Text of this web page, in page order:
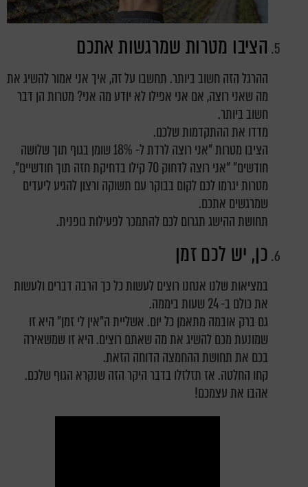
הציבו מטרות שמרגשות אתכם
ההרגל הזה חשוב ביותר. תחשבו על זה, איך אני אמור להשיג את
מה שאני רוצה, אם אני אפילו לא יודע מה אני? מטרות הן דבר
חשוב ביותר.
מדדו את ההתקדמות שלכם.
הציבו מטרות "אני רוצה לרדת ל- 18% שומן בגוף תוך שלושה
חודשים" "אני רוצה לדחוק 70 קילו בדחיקת חזה תוך חודשיים",
מטרות יגרמו לכם לקום בבוקר עם תשוקה ורצון להגיע ליעדים
שמרגשים אתכם.
תחושת ההישג תגרום לכם להתמכר לפעילות גופנית.
כן, יש לכם זמן
במציאות שלנו אנחנו רוצים לעשות כל כך הרבה דברים ולעשות
את כולם ב- 24 שעות ביממה.
גם ברק אובמה מתאמן כל יום. אשליית ה"אין לי זמן" היא זו
שמונעת מכם להשיג את מה שאתם רוצים. היא זו שמשאירה
בכם את תחושת ההחמצה הדוחה הזאת.
קחו החלטה. אז תזלזלו בדבר היקר הזה שנקרא הגוף שלכם.
אהבו את עצמכם!